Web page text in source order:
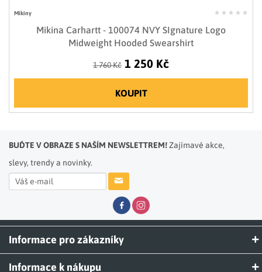
Mikiny
Mikina Carhartt - 100074 NVY SIgnature Logo
Midweight Hooded Swearshirt
1 760 Kč 1 250 Kč
KOUPIT
BUĎTE V OBRAZE S NAŠÍM NEWSLETTREM!Zajímavé akce,
slevy, trendy a novinky.
Informace pro zákazníky
Informace k nákupu